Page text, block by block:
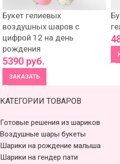
Букет гелиевых
воздушных шаров с
цифрой 12 на день
рождения
5390 руб.
ЗАКАЗАТЬ
КАТЕГОРИИ ТОВАРОВ
Готовые решения из шариков
Воздушные шары букеты
Шарики на рождение малыша
Шарики на гендер пати